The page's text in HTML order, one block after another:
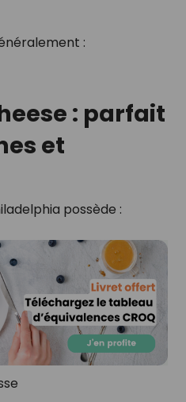
:
: parfait
et
possède :